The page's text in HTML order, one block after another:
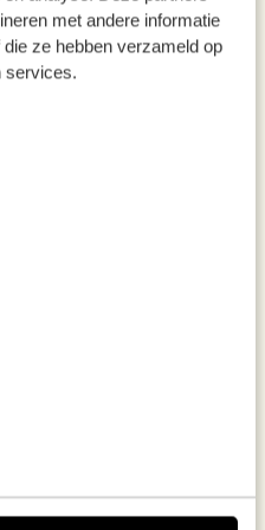
met andere informatie
ze hebben verzameld op
services.
Comment ? C’est